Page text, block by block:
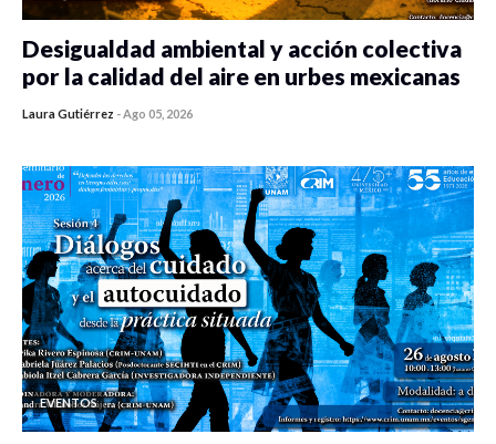
Desigualdad ambiental y acción colectiva
por la calidad del aire en urbes mexicanas
Laura Gutiérrez -Ago 05, 2026
EVENTOS